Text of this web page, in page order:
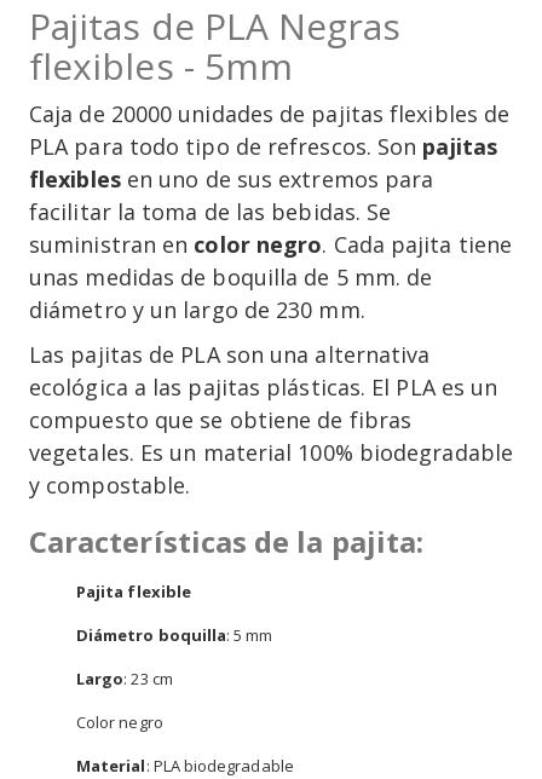
Pajitas de PLA Negras
flexibles - 5mm
Caja de 20000 unidades de pajitas flexibles de
PLA para todo tipo de refrescos. Son pajitas
flexiblesen uno de sus extremos para
facilitar la toma de las bebidas. Se
suministran en color negro. Cada pajita tiene
unas medidas de boquilla de 5 mm. de
diámetro y un largo de 230 mm.
Las pajitas de PLA son una alternativa
ecológica a las pajitas plásticas. El PLA es un
compuesto que se obtiene de fibras
vegetales. Es un material 100% biodegradable
y compostable.
Características de la pajita:
Pajita flexible
Diámetro boquilla: 5 mm
Largo: 23 cm
Color negro
Material: PLA biodegradable